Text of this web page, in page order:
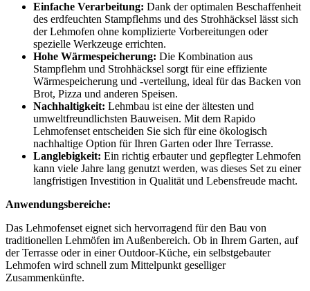
Einfache Verarbeitung: Dank der optimalen Beschaffenheit
des erdfeuchten Stampflehms und des Strohhäcksel lässt sich
der Lehmofen ohne komplizierte Vorbereitungen oder
spezielle Werkzeuge errichten.
Hohe Wärmespeicherung: Die Kombination aus
Stampflehm und Strohhäcksel sorgt für eine effiziente
Wärmespeicherung und -verteilung, ideal für das Backen von
Brot, Pizza und anderen Speisen.
Nachhaltigkeit: Lehmbau ist eine der ältesten und
umweltfreundlichsten Bauweisen. Mit dem Rapido
Lehmofenset entscheiden Sie sich für eine ökologisch
nachhaltige Option für Ihren Garten oder Ihre Terrasse.
Langlebigkeit: Ein richtig erbauter und gepflegter Lehmofen
kann viele Jahre lang genutzt werden, was dieses Set zu einer
langfristigen Investition in Qualität und Lebensfreude macht.
Anwendungsbereiche:
Das Lehmofenset eignet sich hervorragend für den Bau von
traditionellen Lehmöfen im Außenbereich. Ob in Ihrem Garten, auf
der Terrasse oder in einer Outdoor-Küche, ein selbstgebauter
Lehmofen wird schnell zum Mittelpunkt geselliger
Zusammenkünfte.